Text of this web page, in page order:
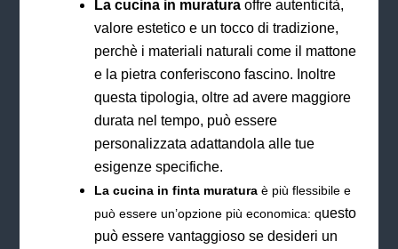
La cucina in muraturaoffre autenticità,
valore estetico e un tocco di tradizione,
perchè i materiali naturali come il mattone
e la pietra conferiscono fascino. Inoltre
questa tipologia, oltre ad avere maggiore
durata nel tempo, può essere
personalizzata adattandola alle tue
esigenze specifiche.
La cucina in finta muraturaè più flessibile e
può essere un’opzione più economica: questo
può essere vantaggioso se desideri un